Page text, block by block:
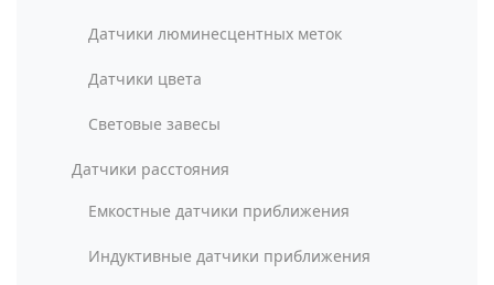
Датчики люминесцентных меток
Датчики цвета
Световые завесы
Датчики расстояния
Емкостные датчики приближения
Индуктивные датчики приближения